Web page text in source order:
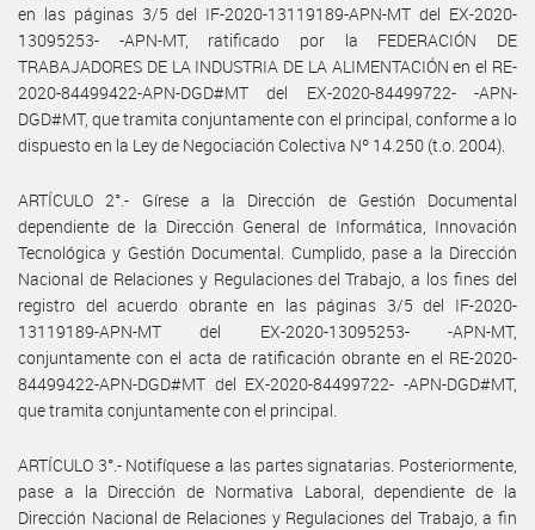
en las páginas 3/5 del IF-2020-13119189-APN-MT del EX-2020-
13095253- -APN-MT, ratificado por la FEDERACIÓN DE
TRABAJADORES DE LA INDUSTRIA DE LA ALIMENTACIÓN en el RE-
2020-84499422-APN-DGD#MT del EX-2020-84499722- -APN-
DGD#MT, que tramita conjuntamente con el principal, conforme a lo
dispuesto en la Ley de Negociación Colectiva Nº 14.250 (t.o. 2004).
ARTÍCULO 2°.- Gírese a la Dirección de Gestión Documental
dependiente de la Dirección General de Informática, Innovación
Tecnológica y Gestión Documental. Cumplido, pase a la Dirección
Nacional de Relaciones y Regulaciones del Trabajo, a los fines del
registro del acuerdo obrante en las páginas 3/5 del IF-2020-
13119189-APN-MT del EX-2020-13095253- -APN-MT,
conjuntamente con el acta de ratificación obrante en el RE-2020-
84499422-APN-DGD#MT del EX-2020-84499722- -APN-DGD#MT,
que tramita conjuntamente con el principal.
ARTÍCULO 3°.- Notifíquese a las partes signatarias. Posteriormente,
pase a la Dirección de Normativa Laboral, dependiente de la
Dirección Nacional de Relaciones y Regulaciones del Trabajo, a fin